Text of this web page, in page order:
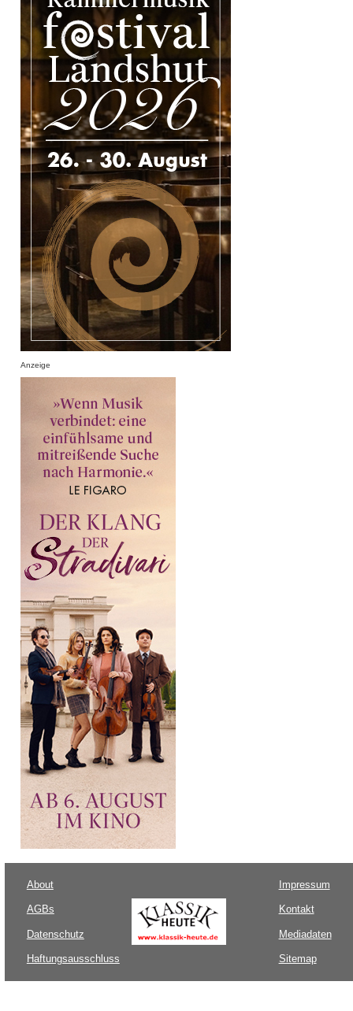
Anzeige
About
AGBs
Datenschutz
Haftungsausschluss
Impressum
Kontakt
Mediadaten
Sitemap